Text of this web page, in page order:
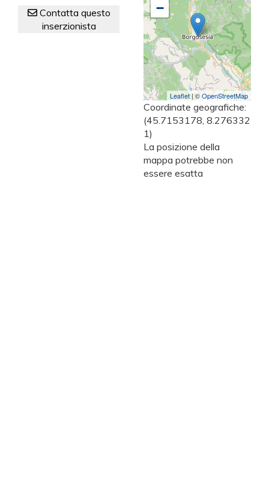
Contatta questo
inserzionista
−
Leaflet| ©OpenStreetMap
Coordinate geografiche:
(45.7153178, 8.276332
1)
La posizione della
mappa potrebbe non
essere esatta